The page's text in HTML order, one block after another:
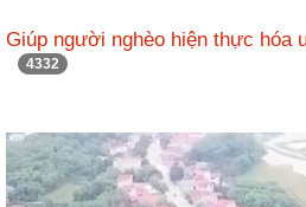
Giúp người nghèo hiện thực hóa
4332